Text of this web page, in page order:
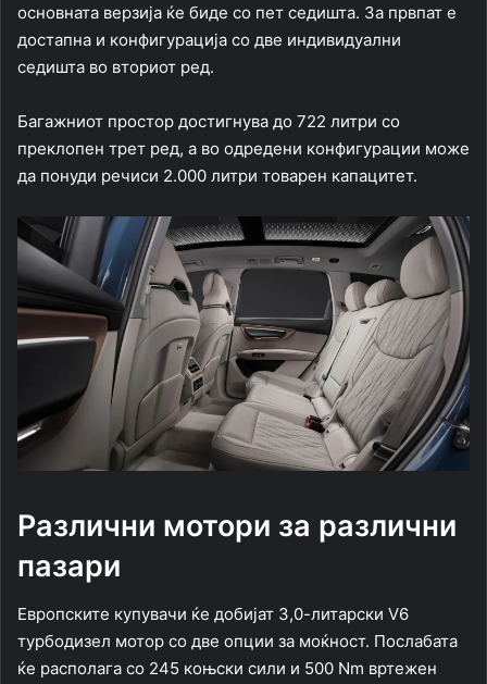
основната верзија ќе биде со пет седишта. За првпат е
достапна и конфигурација со две индивидуални
седишта во вториот ред.
Багажниот простор достигнува до 722 литри со
преклопен трет ред, а во одредени конфигурации може
да понуди речиси 2.000 литри товарен капацитет.
Различни мотори за различни
пазари
Европските купувачи ќе добијат 3,0-литарски V6
турбодизел мотор со две опции за моќност. Послабата
ќе располага со 245 коњски сили и 500 Nm вртежен